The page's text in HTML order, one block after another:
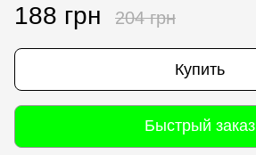
188 грн 204 грн
Купить
Быстрый заказ